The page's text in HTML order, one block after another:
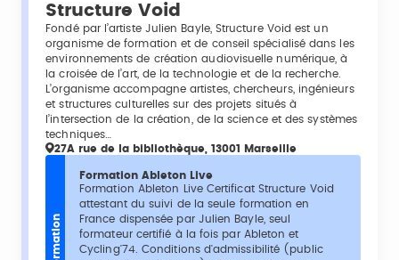
Structure Void
Fondé par l’artiste Julien Bayle, Structure Void est un
organisme de formation et de conseil spécialisé dans les
environnements de création audiovisuelle numérique, à
la croisée de l’art, de la technologie et de la recherche.
L’organisme accompagne artistes, chercheurs, ingénieurs
et structures culturelles sur des projets situés à
l’intersection de la création, de la science et des systèmes
techniques…
27A rue de la bibliothèque, 13001 Marseille
Formation
Formation Ableton Live
Formation Ableton Live Certificat Structure Void
attestant du suivi de la seule formation en
France dispensée par Julien Bayle, seul
formateur certifié à la fois par Ableton et
Cycling'74. Conditions d'admissibilité (public